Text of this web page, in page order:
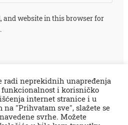
and website in this browser for
radi neprekidnih unapređenja
funkcionalnost i korisničko
internet stranice i u
"Prihvatam sve", slažete se
svrhe. Možete